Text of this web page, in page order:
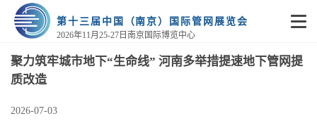
第十三届中国（南京）国际管网展览会
2026年11月25-27日南京国际博览中心
聚力筑牢城市地下“生命线” 河南多举措提速地下管网提
质改造
2026-07-03